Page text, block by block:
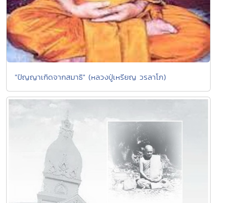
"ปัญญาเกิดจากสมาธิ" (หลวงปู่เหรียญ วรลาโภ)